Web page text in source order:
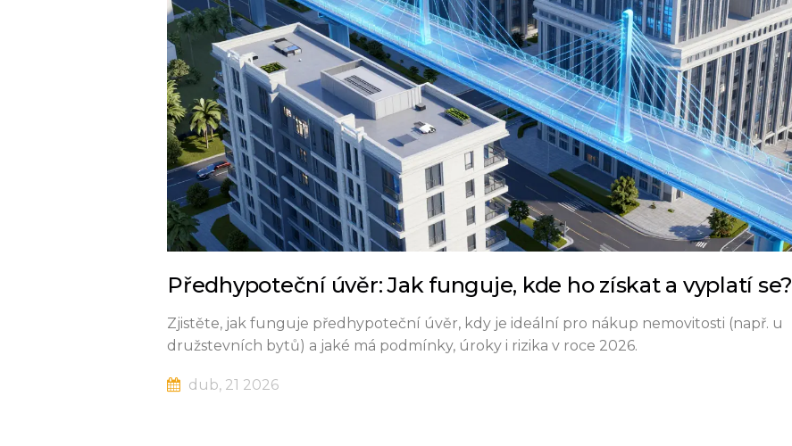
Předhypoteční úvěr: Jak funguje, kde ho získat a vyplatí se?
Zjistěte, jak funguje předhypoteční úvěr, kdy je ideální pro nákup nemovitosti (např. u
družstevních bytů) a jaké má podmínky, úroky i rizika v roce 2026.
dub, 21 2026